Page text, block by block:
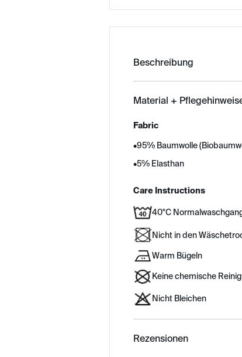
Beschreibung
Material +
Fabric
•95% Baumwolle
•5% Elasthan
Care Instructions
40°C
Nicht in den
Warm Bügeln
Keine chemische
Nicht Bleichen
Rezensionen